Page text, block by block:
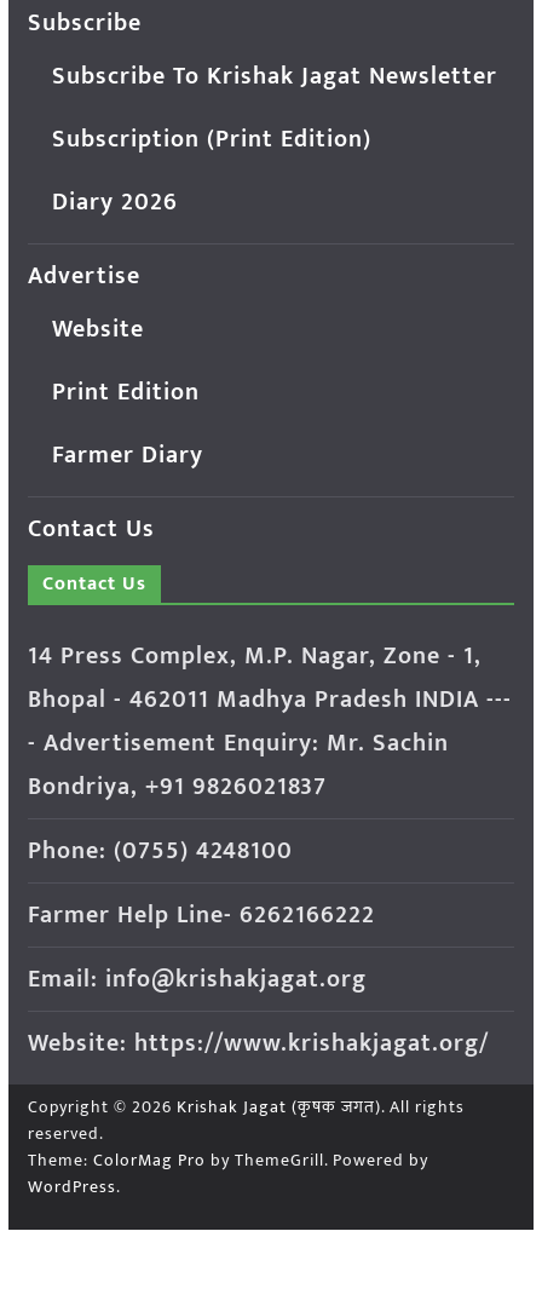
Subscribe
Subscribe To Krishak Jagat Newsletter
Subscription (Print Edition)
Diary 2026
Advertise
Website
Print Edition
Farmer Diary
Contact Us
Contact Us
14 Press Complex, M.P. Nagar, Zone - 1,
Bhopal - 462011 Madhya Pradesh INDIA ---
- Advertisement Enquiry: Mr. Sachin
Bondriya, +91 9826021837
Phone: (0755) 4248100
Farmer Help Line- 6262166222
Email: info@krishakjagat.org
Website: https://www.krishakjagat.org/
Copyright © 2026 Krishak Jagat (कृषक जगत). All rights
reserved.
Theme: ColorMag Pro by ThemeGrill. Powered by
WordPress.